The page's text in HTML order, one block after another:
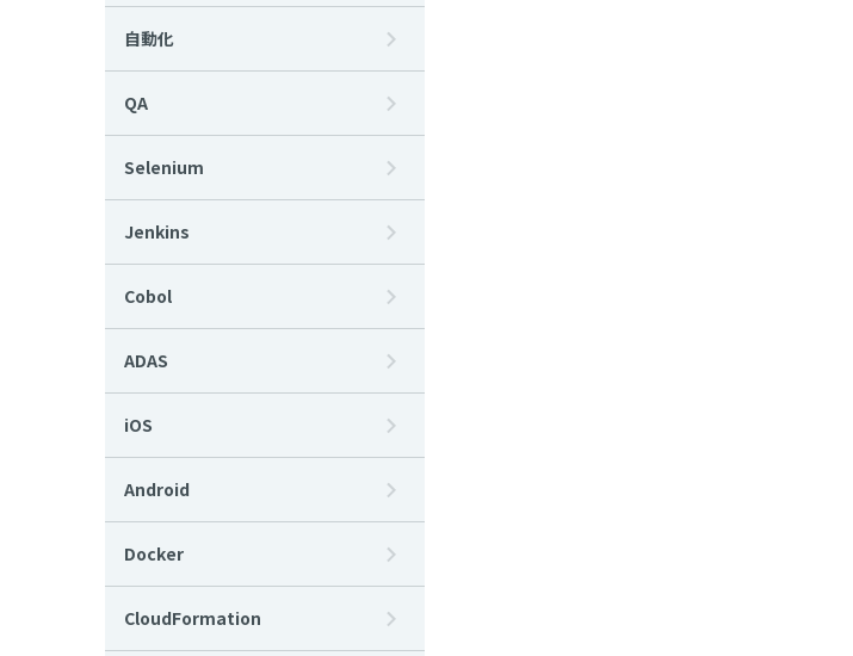
自動化
QA
Selenium
Jenkins
Cobol
ADAS
iOS
Android
Docker
CloudFormation